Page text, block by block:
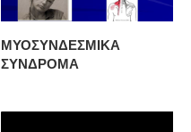
ΜΥΟΣΥΝΔΕΣΜΙΚΑ
ΣΥΝΔΡΟΜΑ